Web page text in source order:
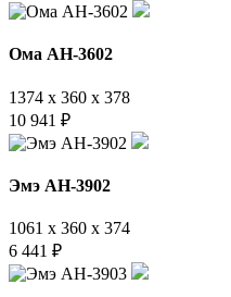
Ома АН-3602
1374 x 360 x 378
10 941 ₽
Эмэ АН-3902
1061 x 360 x 374
6 441 ₽